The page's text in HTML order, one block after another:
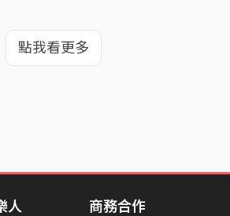
點我看更多
人 商務合作